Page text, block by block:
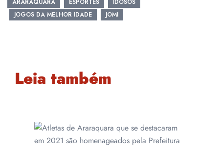
ARARAQUARA ESPORTES
IDOSOS
JOGOS DA MELHOR IDADE
JOMI
Leia também